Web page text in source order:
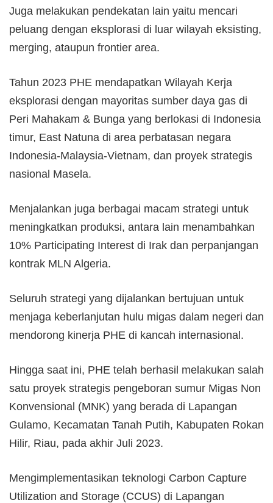
Juga melakukan pendekatan lain yaitu mencari
peluang dengan eksplorasi di luar wilayah eksisting,
merging, ataupun frontier area.
Tahun 2023 PHE mendapatkan Wilayah Kerja
eksplorasi dengan mayoritas sumber daya gas di
Peri Mahakam & Bunga yang berlokasi di Indonesia
timur, East Natuna di area perbatasan negara
Indonesia-Malaysia-Vietnam, dan proyek strategis
nasional Masela.
Menjalankan juga berbagai macam strategi untuk
meningkatkan produksi, antara lain menambahkan
10% Participating Interest di Irak dan perpanjangan
kontrak MLN Algeria.
Seluruh strategi yang dijalankan bertujuan untuk
menjaga keberlanjutan hulu migas dalam negeri dan
mendorong kinerja PHE di kancah internasional.
Hingga saat ini, PHE telah berhasil melakukan salah
satu proyek strategis pengeboran sumur Migas Non
Konvensional (MNK) yang berada di Lapangan
Gulamo, Kecamatan Tanah Putih, Kabupaten Rokan
Hilir, Riau, pada akhir Juli 2023.
Mengimplementasikan teknologi Carbon Capture
Utilization and Storage (CCUS) di Lapangan